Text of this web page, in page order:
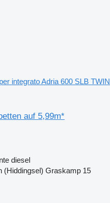
integrato Adria 600 SLB TWIN
auf 5,99m*
diesel
(Hiddingsel) Graskamp 15